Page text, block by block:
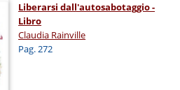
Liberarsi dall'autosabotaggio -
Libro
Claudia Rainville
Pag. 272